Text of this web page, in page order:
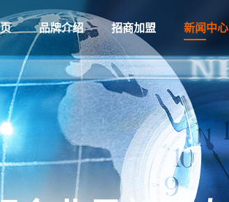
品牌介绍 招商加盟 新闻中心